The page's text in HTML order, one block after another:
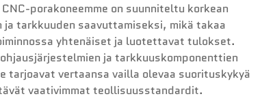
porakoneemme on suunniteltu korkean
ja tarkkuuden saavuttamiseksi, mikä takaa
yhtenäiset ja luotettavat tulokset.
ja tarkkuuskomponenttien
tarjoavat vertaansa vailla olevaa suorituskykyä
vaativimmat teollisuusstandardit.